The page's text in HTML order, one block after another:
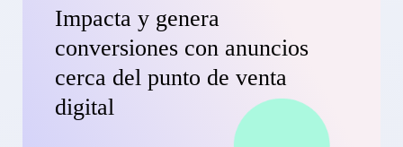
Impacta y genera
conversiones con anuncios
cerca del punto de venta
digital